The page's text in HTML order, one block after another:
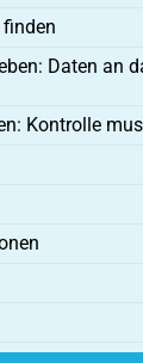
Daten an
Kontrolle